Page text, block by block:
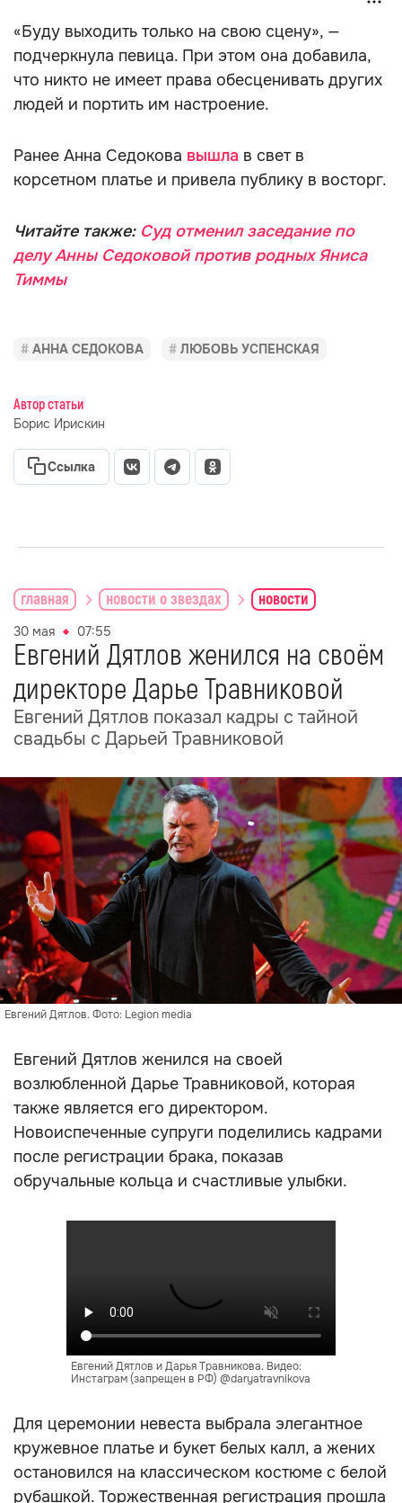
«Буду выходить только на свою сцену», —
подчеркнула певица. При этом она добавила,
что никто не имеет права обесценивать других
людей и портить им настроение.
Ранее Анна Седокова вышла в свет в
корсетном платье и привела публику в восторг.
Читайте также: Суд отменил заседание по
делу Анны Седоковой против родных Яниса
Тиммы
АННА СЕДОКОВА ЛЮБОВЬ УСПЕНСКАЯ
Автор статьи
Борис Ирискин
Ссылка
главная новости о звездах новости
30 мая 07:55
Евгений Дятлов женился на своём
директоре Дарье Травниковой
Евгений Дятлов показал кадры с тайной
свадьбы с Дарьей Травниковой
Евгений Дятлов. Фото: Legion media
Евгений Дятлов женился на своей
возлюбленной Дарье Травниковой, которая
также является его директором.
Новоиспеченные супруги поделились кадрами
после регистрации брака, показав
обручальные кольца и счастливые улыбки.
Евгений Дятлов и Дарья Травникова. Видео:
Инстаграм (запрещен в РФ) @daryatravnikova
Для церемонии невеста выбрала элегантное
кружевное платье и букет белых калл, а жених
остановился на классическом костюме с белой
рубашкой. Торжественная регистрация прошла